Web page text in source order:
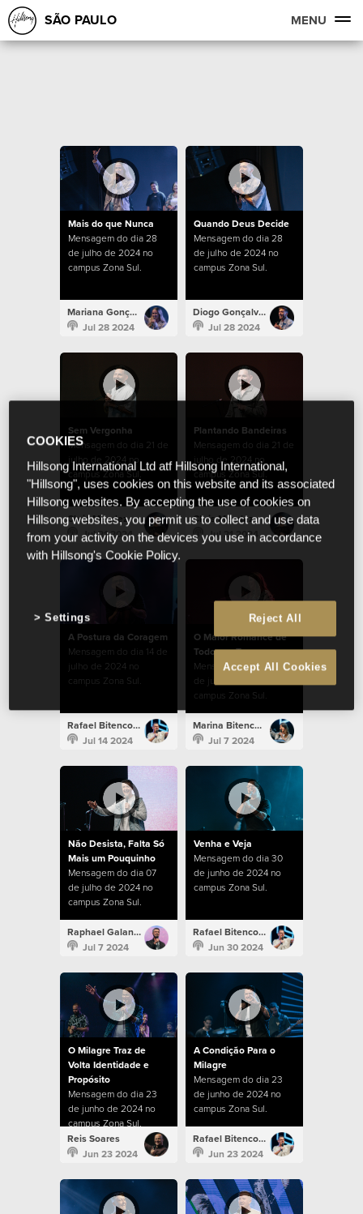
SÃO PAULO MENU
Mais do que Nunca
Mensagem do dia 28
de julho de 2024 no
campus Zona Sul.
Mariana Gonçalves
Jul 28 2024
Quando Deus Decide
Mensagem do dia 28
de julho de 2024 no
campus Zona Sul.
Diogo Gonçalves
Jul 28 2024
Sem Vergonha
Mensagem do dia 21 de
julho de 2024 no
campus Zona Sul.
Chris Mendez
Jul 21 2024
Plantando Bandeiras
Mensagem do dia 21 de
julho de 2024 no
campus Zona Sul.
Chris Mendez
Jul 21 2024
A Postura da Coragem
Mensagem do dia 14 de
julho de 2024 no
campus Zona Sul.
Rafael Bitencourt
Jul 14 2024
O Maior Romance de
Todos os Tempos
Mensagem do dia 07
de julho de 2024 no
campus Zona Sul.
Marina Bitencourt
Jul 7 2024
Não Desista, Falta Só
Mais um Pouquinho
Mensagem do dia 07
de julho de 2024 no
campus Zona Sul.
Raphael Galante
Jul 7 2024
Venha e Veja
Mensagem do dia 30
de junho de 2024 no
campus Zona Sul.
Rafael Bitencourt
Jun 30 2024
O Milagre Traz de
Volta Identidade e
Propósito
Mensagem do dia 23
de junho de 2024 no
campus Zona Sul.
Reis Soares
Jun 23 2024
A Condição Para o
Milagre
Mensagem do dia 23
de junho de 2024 no
campus Zona Sul.
Rafael Bitencourt
Jun 23 2024
COOKIES
Hillsong International Ltd atf Hillsong International,
"Hillsong", uses cookies on this website and its associated
Hillsong websites. By accepting the use of cookies on
Hillsong websites, you permit us to collect and use data
from your activity on the devices you use in accordance
with Hillsong's Cookie Policy.
Reject All
Accept All Cookies
Settings